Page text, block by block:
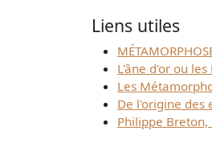
Liens utiles
L'âne d'or ou les
Les
De l'origine des
Philippe